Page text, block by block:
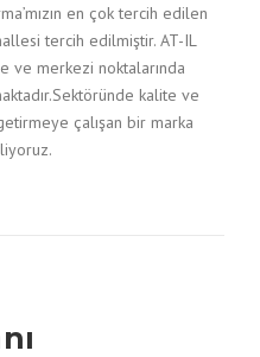
en çok tercih edilen
tercih edilmiştir. AT-IL
ve merkezi noktalarında
kalite ve
çalışan bir marka